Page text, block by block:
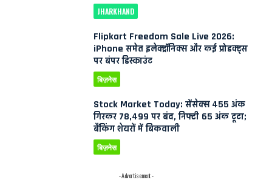
JHARKHAND
Flipkart Freedom Sale Live 2026:
iPhone समेत इलेक्ट्रॉनिक्स और कई प्रोडक्ट्स
पर बंपर डिस्काउंट
बिज़नेस
Stock Market Today: सेंसेक्स 455 अंक
गिरकर 78,499 पर बंद, निफ्टी 65 अंक टूटा;
बैंकिंग शेयरों में बिकवाली
बिज़नेस
- Advertisement -